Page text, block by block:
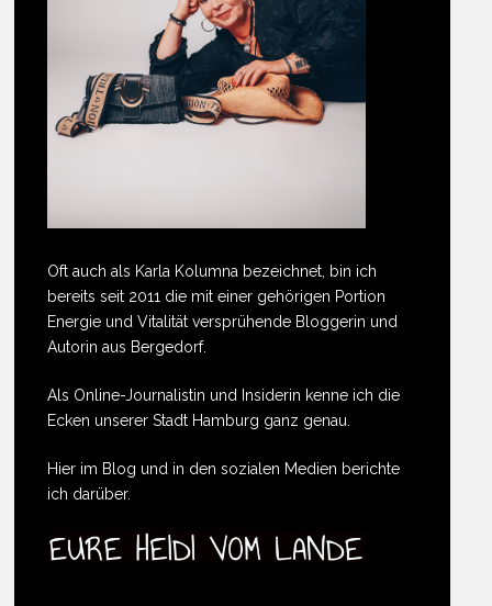
Oft auch als Karla Kolumna bezeichnet, bin ich
bereits seit 2011 die mit einer gehörigen Portion
Energie und Vitalität versprühende Bloggerin und
Autorin aus Bergedorf.
Als Online-Journalistin und Insiderin kenne ich die
Ecken unserer Stadt Hamburg ganz genau.
Hier im Blog und in den sozialen Medien berichte
ich darüber.